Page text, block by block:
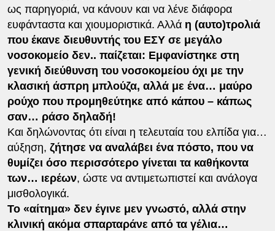
ως παρηγοριά, να κάνουν και να λένε διάφορα
ευφάνταστα και χιουμοριστικά. Αλλά η (αυτο)τρολιά
που έκανε διευθυντής του ΕΣΥ σε μεγάλο
νοσοκομείο δεν.. παίζεται: Εμφανίστηκε στη
γενική διεύθυνση του νοσοκομείου όχι με την
κλασική άσπρη μπλούζα, αλλά με ένα… μαύρο
ρούχο που προμηθεύτηκε από κάπου – κάπως
σαν… ράσο δηλαδή!
Και δηλώνοντας ότι είναι η τελευταία του ελπίδα για…
αύξηση, ζήτησε να αναλάβει ένα πόστο, που να
θυμίζει όσο περισσότερο γίνεται τα καθήκοντα
των… ιερέων, ώστε να αντιμετωπιστεί και ανάλογα
μισθολογικά.
Το «αίτημα» δεν έγινε μεν γνωστό, αλλά στην
κλινική ακόμα σπαρταράνε από τα γέλια…